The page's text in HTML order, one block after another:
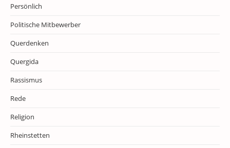
Persönlich
Politische Mitbewerber
Querdenken
Quergida
Rassismus
Rede
Religion
Rheinstetten